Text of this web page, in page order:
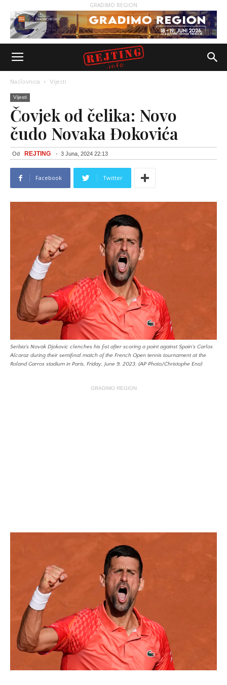
GRADIMO REGION
Naslovnica Vijesti
Vijesti
Čovjek od čelika: Novo
čudo Novaka Đokovića
Od REJTING - 3 Juna, 2024 22:13
Facebook Twitter
Serbia's Novak Djokovic clenches his fist after scoring a point against Spain's Carlos
Alcaraz during their semifinal match of the French Open tennis tournament at the
Roland Garros stadium in Paris, Friday, June 9, 2023. (AP Photo/Christophe Ena)
GRADIMO REGION